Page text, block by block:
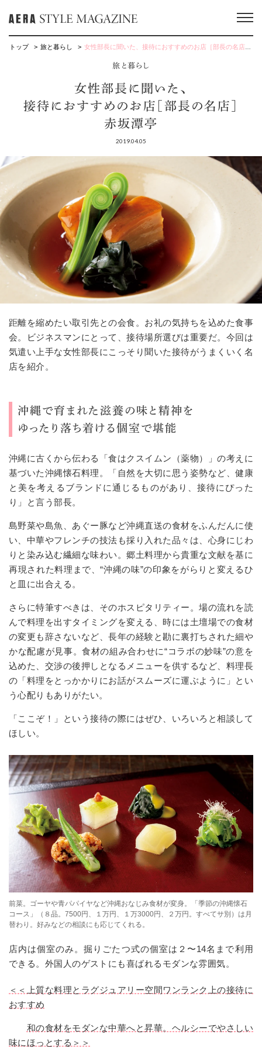
トップ 旅と暮らし 女性部長に聞いた、接待におすすめのお店［部長の名店］赤坂潭亭
旅と暮らし
女性部長に聞いた、
接待におすすめのお店［部長の名店］
赤坂潭亭
2019.04.05
距離を縮めたい取引先との会食。お礼の気持ちを込めた食事
会。ビジネスマンにとって、接待場所選びは重要だ。今回は
気遣い上手な女性部長にこっそり聞いた接待がうまくいく名
店を紹介。
沖縄で育まれた滋養の味と精神を
ゆったり落ち着ける個室で堪能
沖縄に古くから伝わる「食はクスイムン（薬物）」の考えに
基づいた沖縄懐石料理。「自然を大切に思う姿勢など、健康
と美を考えるブランドに通じるものがあり、接待にぴった
り」と言う部長。
島野菜や島魚、あぐー豚など沖縄直送の食材をふんだんに使
い、中華やフレンチの技法も採り入れた品々は、心身にじわ
りと染み込む繊細な味わい。郷土料理から貴重な文献を基に
再現された料理まで、“沖縄の味”の印象をがらりと変えるひ
と皿に出合える。
さらに特筆すべきは、そのホスピタリティー。場の流れを読
んで料理を出すタイミングを変える、時には土壇場での食材
の変更も辞さないなど、長年の経験と勘に裏打ちされた細や
かな配慮が見事。食材の組み合わせに“コラボの妙味”の意を
込めた、交渉の後押しとなるメニューを供するなど、料理長
の「料理をとっかかりにお話がスムーズに運ぶように」とい
う心配りもありがたい。
「ここぞ！」という接待の際にはぜひ、いろいろと相談して
ほしい。
前菜。ゴーヤや青パパイヤなど沖縄おなじみ食材が変身。「季節の沖縄懐石
コース」（８品。7500円、１万円、１万3000円、２万円。すべてサ別）は月
替わり。好みなどの相談にも応じてくれる。
店内は個室のみ。掘りごたつ式の個室は２〜14名まで利用
できる。外国人のゲストにも喜ばれるモダンな雰囲気。
＜＜上質な料理とラグジュアリー空間ワンランク上の接待に
おすすめ
和の食材をモダンな中華へと昇華。ヘルシーでやさしい
味にほっとする＞＞